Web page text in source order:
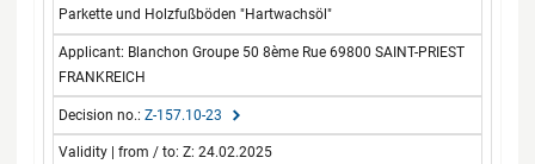
Parkette und Holzfußböden "Hartwachsöl"
Blanchon Groupe 50 8ème Rue 69800 SAINT-PRIEST
FRANKREICH
Z-157.10-23
Z: 24.02.2025